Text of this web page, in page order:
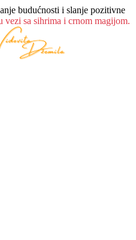
budućnosti i slanje pozitivne
vezi sa sihrima i crnom magijom.